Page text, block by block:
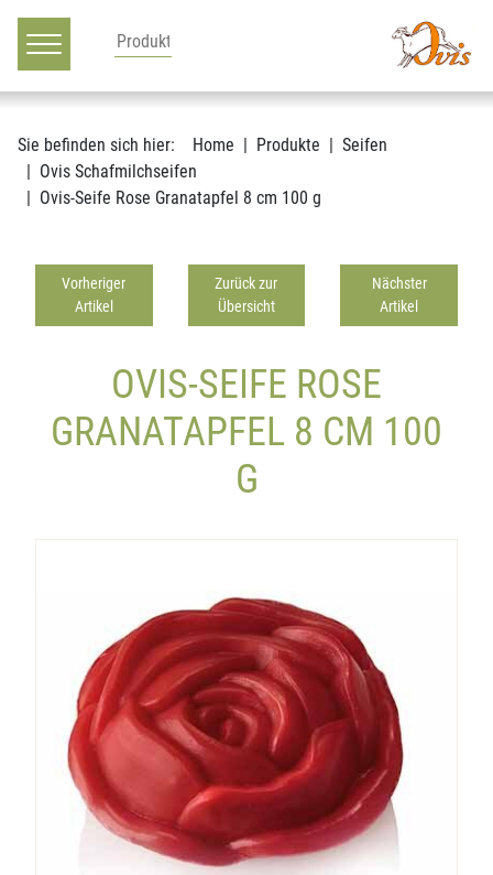
Hauptnavigation
Zum Inhalt
Sie befinden sich hier: Home Produkte
Seifen
Ovis Schafmilchseifen
Ovis-Seife Rose Granatapfel 8 cm 100 g
Vorheriger
Artikel
Zurück zur
Übersicht
Nächster
Artikel
OVIS-SEIFE ROSE
GRANATAPFEL 8 CM 100
G